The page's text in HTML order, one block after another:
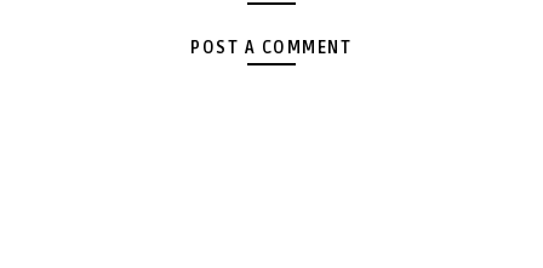
POST A COMMENT